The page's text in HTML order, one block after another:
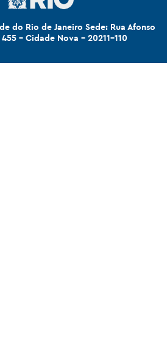
do Rio de Janeiro Sede: Rua Afonso
- Cidade Nova - 20211-110